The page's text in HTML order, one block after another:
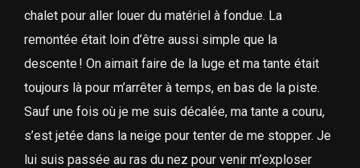
chalet pour aller louer du matériel à fondue. La
remontée était loin d’être aussi simple que la
descente ! On aimait faire de la luge et ma tante était
toujours là pour m’arrêter à temps, en bas de la piste.
Sauf une fois où je me suis décalée, ma tante a couru,
s’est jetée dans la neige pour tenter de me stopper. Je
lui suis passée au ras du nez pour venir m’exploser